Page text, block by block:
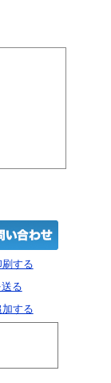
する
る
する